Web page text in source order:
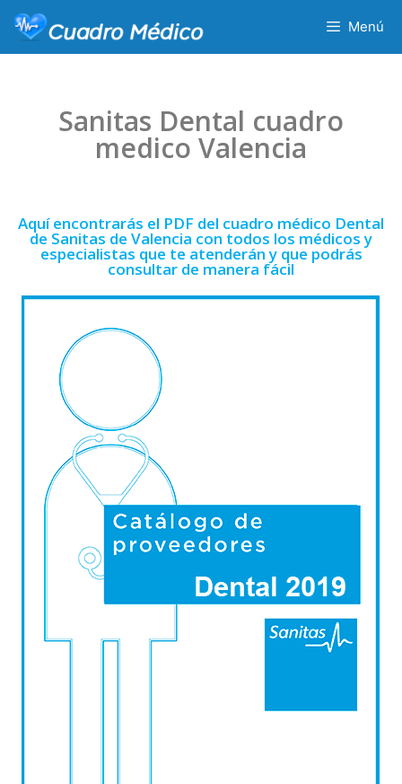
Menú
Sanitas Dental cuadro
medico Valencia
Aquí encontrarás el PDF del cuadro médico Dental
de Sanitas de Valencia con todos los médicos y
especialistas que te atenderán y que podrás
consultar de manera fácil